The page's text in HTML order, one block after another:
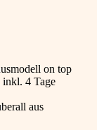
on top
4 Tage
aus